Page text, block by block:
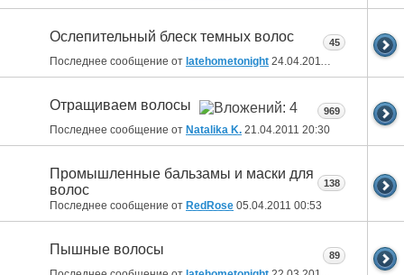
Ослепительный блеск темных волос
Последнее сообщение от latehometonight 24.04.2011 08:51
45
Отращиваем волосы
Последнее сообщение от Natalika K. 21.04.2011 20:30
969
Промышленные бальзамы и маски для
волос
Последнее сообщение от RedRose 05.04.2011 00:53
138
Пышные волосы 89